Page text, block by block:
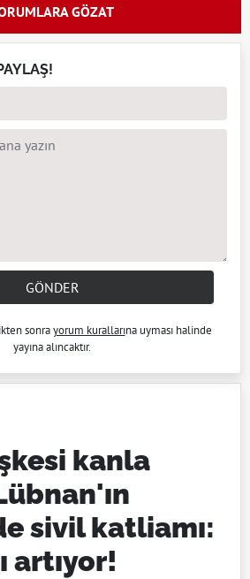
GÖZAT
GÖNDER
sonrayorum kurallarına uyması halinde
yayına alıncaktır.
kanla
sivil katliamı:
artıyor!